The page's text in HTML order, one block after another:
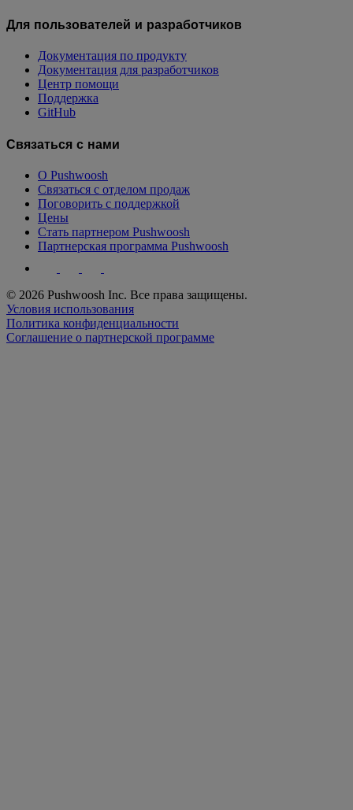
Для пользователей и разработчиков
Документация по продукту
Документация для разработчиков
Центр помощи
Поддержка
GitHub
Связаться с нами
О Pushwoosh
Связаться с отделом продаж
Поговорить с поддержкой
Цены
Стать партнером Pushwoosh
Партнерская программа Pushwoosh
© 2026 Pushwoosh Inc. Все права защищены.
Условия использования
Политика конфиденциальности
Соглашение о партнерской программе